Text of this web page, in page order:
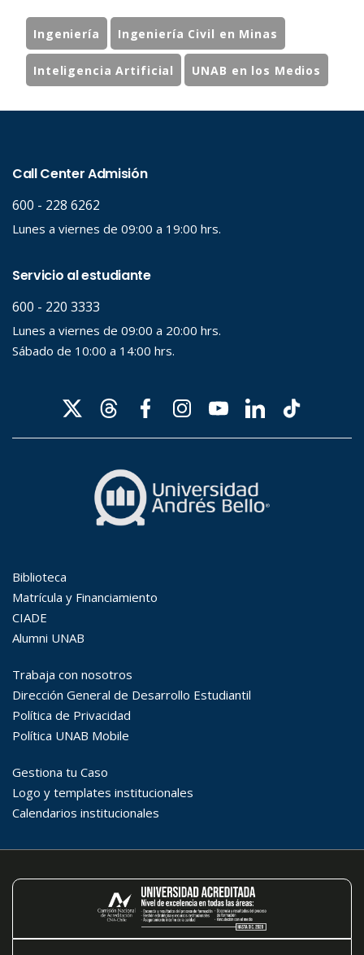
Ingeniería Ingeniería Civil en Minas
Inteligencia Artificial UNAB en los Medios